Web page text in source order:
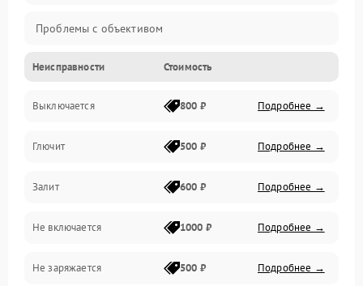
Проблемы с объективом
Электронные ошибки
Механические проблемы
Матрица и оптика
Питание и питание цепей
Проблемы с картами памяти
Объективы
Неисправности Стоимость
Выключается 800 ₽ Подробнее →
Глючит 500 ₽ Подробнее →
Залит 600 ₽ Подробнее →
Не включается 1000 ₽ Подробнее →
Не заряжается 500 ₽ Подробнее →